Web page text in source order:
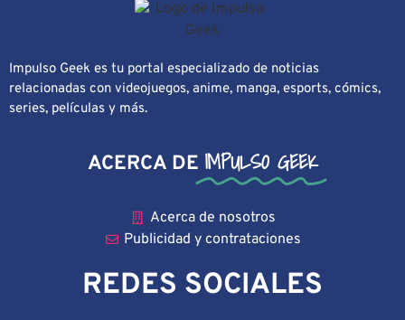
Impulso Geek es tu portal especializado de noticias
relacionadas con videojuegos, anime, manga, esports, cómics,
series, películas y más.
ACERCA DE IMPULSO GEEK
Acerca de nosotros
Publicidad y contrataciones
REDES SOCIALES